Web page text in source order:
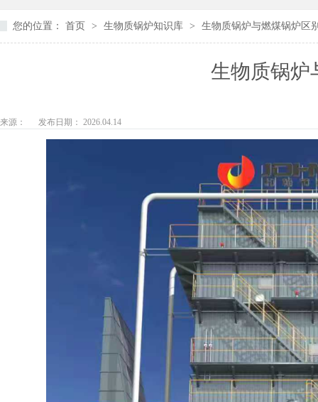
您的位置： 首页 > 生物质锅炉知识库 > 生物质锅炉与燃煤锅炉区
生物质锅炉
来源： 发布日期： 2026.04.14